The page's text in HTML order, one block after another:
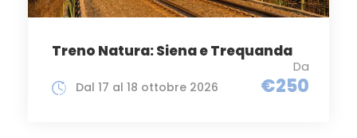
Treno Natura: Siena e Trequanda
Da
€250
Dal 17 al 18 ottobre 2026